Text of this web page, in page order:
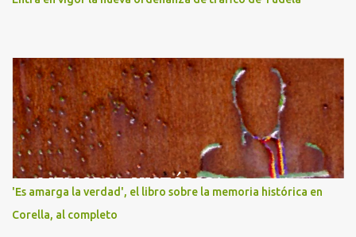
'Es amarga la verdad', el libro sobre la memoria histórica en
Corella, al completo